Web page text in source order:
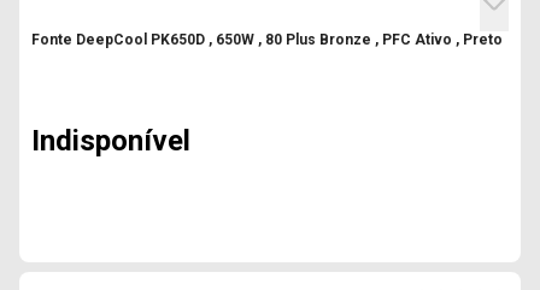
Fonte DeepCool PK650D , 650W , 80 Plus Bronze , PFC Ativo , Preto
Indisponível